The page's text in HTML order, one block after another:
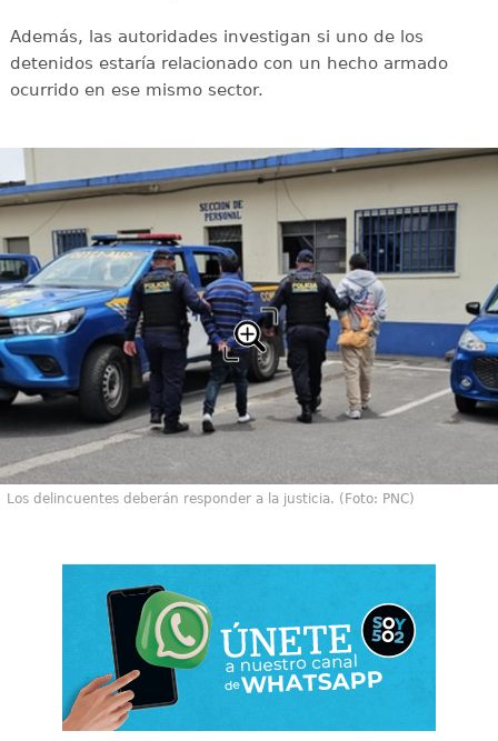
Además, las autoridades investigan si uno de los
detenidos estaría relacionado con un hecho armado
ocurrido en ese mismo sector.
Los delincuentes deberán responder a la justicia. (Foto: PNC)